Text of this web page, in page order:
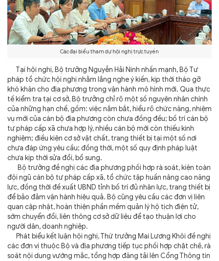
Các đại biểu tham dự hội nghị trực tuyến
Tại hội nghị, Bộ trưởng Nguyễn Hải Ninh nhấn mạnh, Bộ Tư
pháp tổ chức hội nghị nhằm lắng nghe ý kiến, kịp thời tháo gỡ
khó khăn cho địa phương trong vận hành mô hình mới. Qua thực
tế kiểm tra tại cơ sở, Bộ trưởng chỉ rõ một số nguyên nhân chính
của những hạn chế, gồm: việc nắm bắt, hiểu rõ chức năng, nhiệm
vụ mới của cán bộ địa phương còn chưa đồng đều; bố trí cán bộ
tư pháp cấp xã chưa hợp lý, nhiều cán bộ mới còn thiếu kinh
nghiệm; điều kiện cơ sở vật chất, trang thiết bị tại một số nơi
chưa đáp ứng yêu cầu; đồng thời, một số quy định pháp luật
chưa kịp thời sửa đổi, bổ sung.
Bộ trưởng đề nghị các địa phương phối hợp rà soát, kiện toàn
đội ngũ cán bộ tư pháp cấp xã, tổ chức tập huấn nâng cao năng
lực, đồng thời đề xuất UBND tỉnh bố trí đủ nhân lực, trang thiết bị
để bảo đảm vận hành hiệu quả. Bộ cũng yêu cầu các đơn vị liên
quan cập nhật, hoàn thiện phần mềm quản lý hộ tịch điện tử,
sớm chuyển đổi, liên thông cơ sở dữ liệu để tạo thuận lợi cho
người dân, doanh nghiệp.
Phát biểu kết luận hội nghị, Thứ trưởng Mai Lương Khôi đề nghị
các đơn vị thuộc Bộ và địa phương tiếp tục phối hợp chặt chẽ, rà
soát nội dung vướng mắc, tổng hợp đăng tải lên Cổng Thông tin